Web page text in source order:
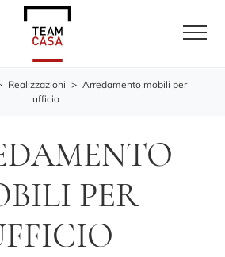
Realizzazioni > Arredamento mobili per
ufficio
PER